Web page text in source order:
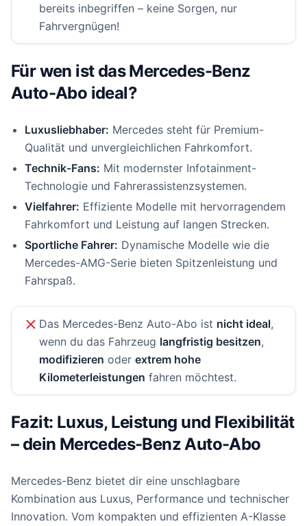
bereits inbegriffen – keine Sorgen, nur
Fahrvergnügen!
Für wen ist das Mercedes-Benz
Auto-Abo ideal?
Luxusliebhaber: Mercedes steht für Premium-
Qualität und unvergleichlichen Fahrkomfort.
Technik-Fans: Mit modernster Infotainment-
Technologie und Fahrerassistenzsystemen.
Vielfahrer: Effiziente Modelle mit hervorragendem
Fahrkomfort und Leistung auf langen Strecken.
Sportliche Fahrer: Dynamische Modelle wie die
Mercedes-AMG-Serie bieten Spitzenleistung und
Fahrspaß.
Das Mercedes-Benz Auto-Abo ist nicht ideal,
wenn du das Fahrzeug langfristig besitzen,
modifizieren oder extrem hohe
Kilometerleistungen fahren möchtest.
Fazit: Luxus, Leistung und Flexibilität
– dein Mercedes-Benz Auto-Abo
Mercedes-Benz bietet dir eine unschlagbare
Kombination aus Luxus, Performance und technischer
Innovation. Vom kompakten und effizienten A-Klasse